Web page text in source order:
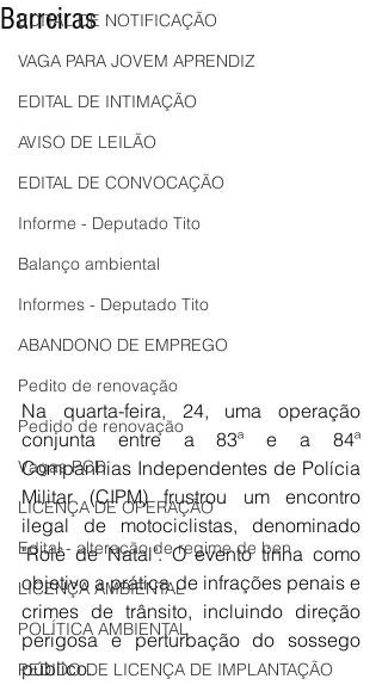
EDITAL DE NOTIFICAÇÃO
VAGA PARA JOVEM APRENDIZ
EDITAL DE INTIMAÇÃO
AVISO DE LEILÃO
EDITAL DE CONVOCAÇÃO
Informe - Deputado Tito
Balanço ambiental
Informes - Deputado Tito
ABANDONO DE EMPREGO
Pedito de renovação
Pedido de renovação
Vagas PCD
LICENÇA DE OPERAÇÃO
Edital - alteração de regime de ben
LICENÇA AMBIENTAL
POLÍTICA AMBIENTAL
PEDIDO DE LICENÇA DE IMPLANTAÇÃO
Barreiras
Na quarta-feira, 24, uma operação
conjunta entre a 83ª e a 84ª
Companhias Independentes de Polícia
Militar (CIPM) frustrou um encontro
ilegal de motociclistas, denominado
"Rolê de Natal". O evento tinha como
objetivo a prática de infrações penais e
crimes de trânsito, incluindo direção
perigosa e perturbação do sossego
público.